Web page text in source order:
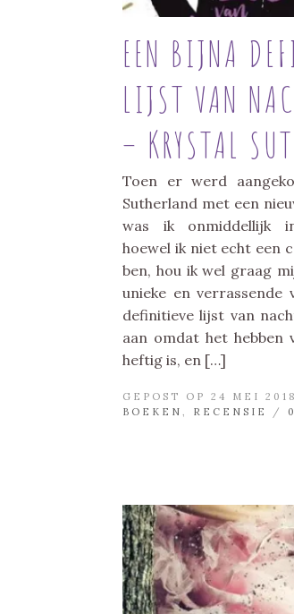
EEN BIJNA
LIJST VAN
– KRYSTAL
Toen er werd
Sutherland met een
was ik onmiddellijk
hoewel ik niet echt een
ben, hou ik wel graag
unieke en verrassende
definitieve lijst van
aan omdat het hebben
heftig is, en […]
GEPOST OP 24 MEI
BOEKEN
RECENSIE /